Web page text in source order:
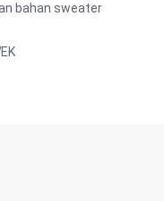
bahan sweater